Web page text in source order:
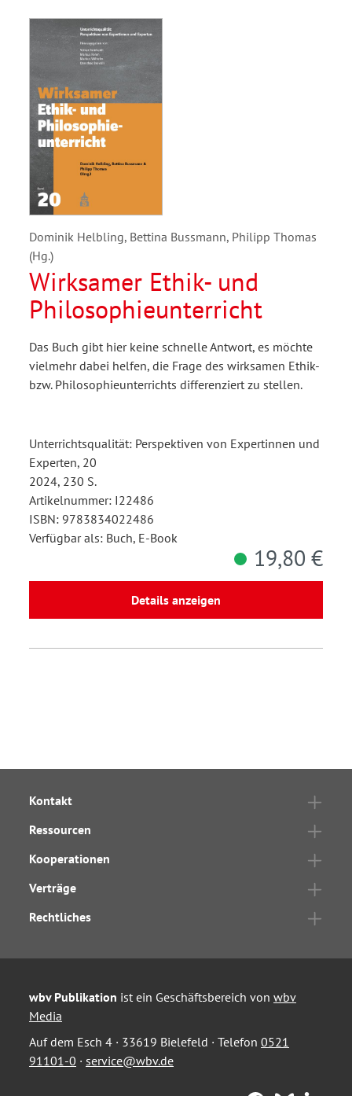
Dominik Helbling, Bettina Bussmann, Philipp Thomas
(Hg.)
Wirksamer Ethik- und
Philosophieunterricht
Das Buch gibt hier keine schnelle Antwort, es möchte
vielmehr dabei helfen, die Frage des wirksamen Ethik-
bzw. Philosophieunterrichts differenziert zu stellen.
Unterrichtsqualität: Perspektiven von Expertinnen und
Experten, 20
2024, 230 S.
Artikelnummer: I22486
ISBN: 9783834022486
Verfügbar als: Buch, E-Book
19,80 €
Details anzeigen
Kontakt
Ressourcen
Kooperationen
Verträge
Rechtliches
wbv Publikation ist ein Geschäftsbereich von wbv
Media
Auf dem Esch 4 · 33619 Bielefeld · Telefon 0521
91101-0 · service@wbv.de